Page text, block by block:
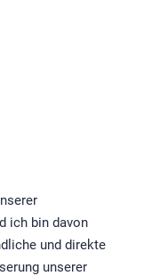
ich bin davon
und direkte
unserer